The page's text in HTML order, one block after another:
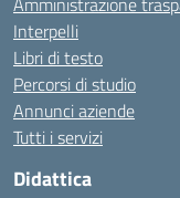
Interpelli
Libri di testo
Percorsi di studio
Annunci aziende
Tutti i servizi
Didattica